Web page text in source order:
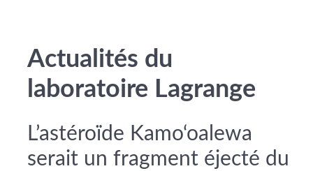
Actualités du
laboratoire Lagrange
L’astéroïde Kamo‘oalewa
serait un fragment éjecté du